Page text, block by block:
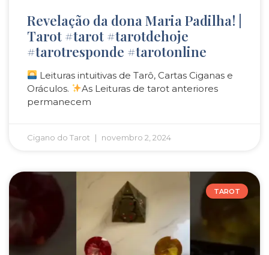
Revelação da dona Maria Padilha! |
Tarot #tarot #tarotdehoje
#tarotresponde #tarotonline
Leituras intuitivas de Tarô, Cartas Ciganas e
Oráculos.
As Leituras de tarot anteriores
permanecem
Cigano do Tarot novembro 2, 2024
TAROT